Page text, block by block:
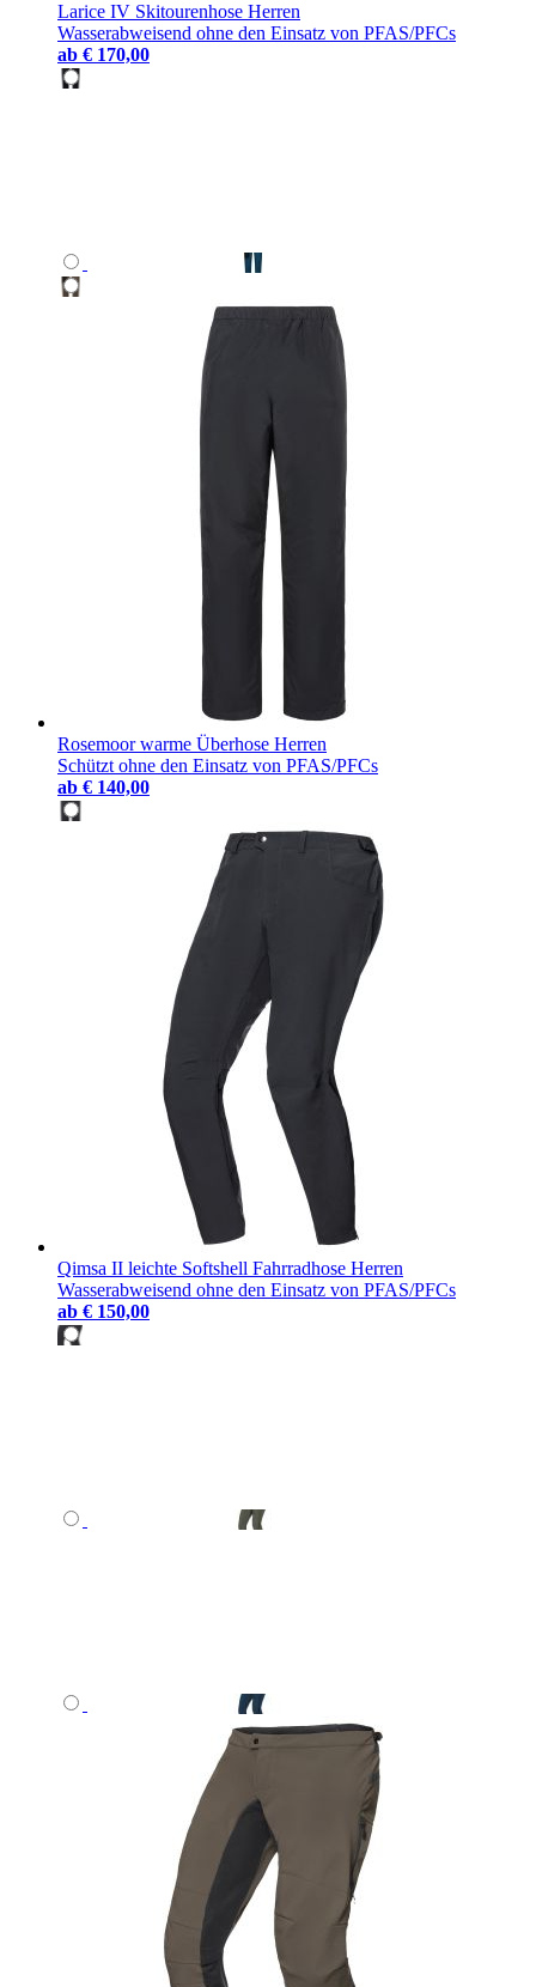
Larice IV Skitourenhose Herren
Wasserabweisend ohne den Einsatz von PFAS/PFCs
ab € 170,00
Rosemoor warme Überhose Herren
Schützt ohne den Einsatz von PFAS/PFCs
ab € 140,00
Qimsa II leichte Softshell Fahrradhose Herren
Wasserabweisend ohne den Einsatz von PFAS/PFCs
ab € 150,00